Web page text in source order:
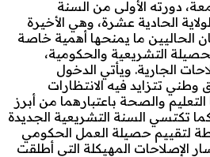
دورته الأولى من السنة
الحادية عشرة، وهي الأخيرة
الحاليين ما يمنحها أهمية خاصة
التشريعية والحكومية،
الجارية. ويأتي الدخول
وطني تتزايد فيه الانتظارات
والصحة باعتبارهما من أبرز
كما تكتسي السنة التشريعية الجديدة
لتقييم حصيلة العمل الحكومي
الإصلاحات المهيكلة التي أطلقت